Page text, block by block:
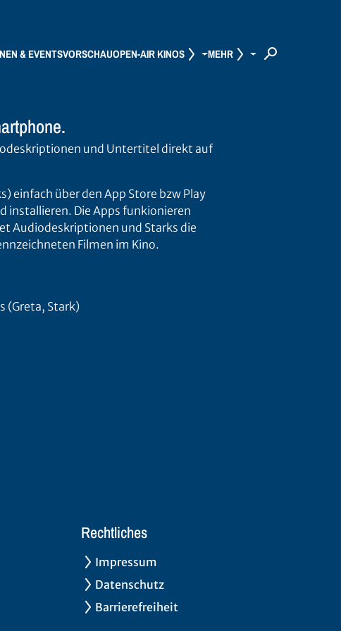
& EVENTSVORSCHAUOPEN-AIR KINOS MEHR
und Untertitel direkt auf
einfach über den App Store bzw Play
installieren. Die Apps funkionieren
Audiodeskriptionen und Starks die
Filmen im Kino.
(Greta, Stark)
Rechtliches
Impressum
Datenschutz
Barrierefreiheit